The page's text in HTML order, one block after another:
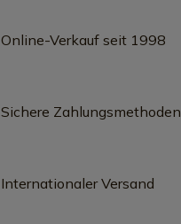
Online-Verkauf seit 1998
Sichere Zahlungsmethoden
Internationaler Versand